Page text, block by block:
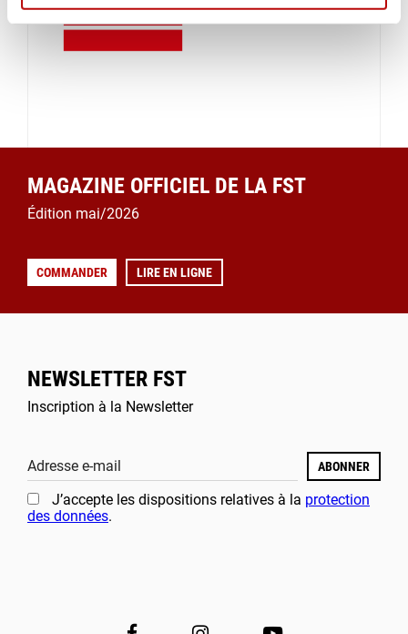
MAGAZINE OFFICIEL DE LA FST
Édition mai/2026
COMMANDER LIRE EN LIGNE
NEWSLETTER FST
Inscription à la Newsletter
Adresse e-mail ABONNER
J’accepte les dispositions relatives à la protection
des données.